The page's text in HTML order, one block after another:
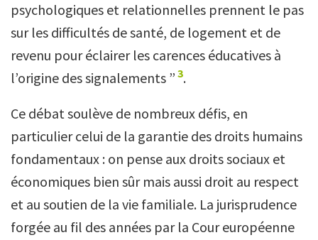
psychologiques et relationnelles prennent le pas
sur les difficultés de santé, de logement et de
revenu pour éclairer les carences éducatives à
l’origine des signalements ” 3.
Ce débat soulève de nombreux défis, en
particulier celui de la garantie des droits humains
fondamentaux : on pense aux droits sociaux et
économiques bien sûr mais aussi droit au respect
et au soutien de la vie familiale. La jurisprudence
forgée au fil des années par la Cour européenne